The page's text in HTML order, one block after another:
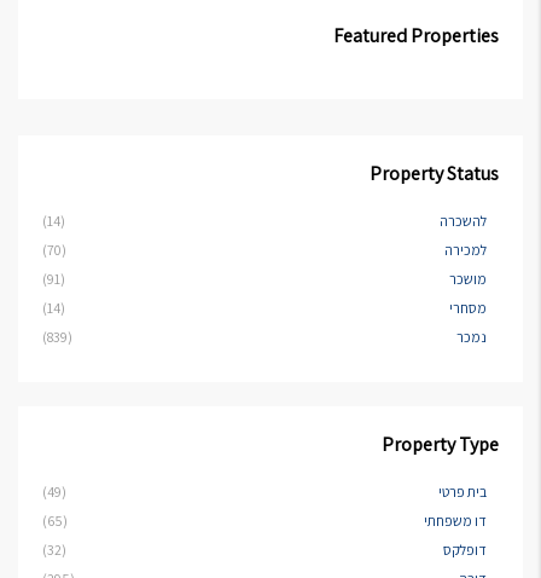
Featured Properties
Property Status
להשכרה
(14)
למכירה
(70)
מושכר
(91)
מסחרי
(14)
נמכר
(839)
Property Type
בית פרטי
(49)
דו משפחתי
(65)
דופלקס
(32)